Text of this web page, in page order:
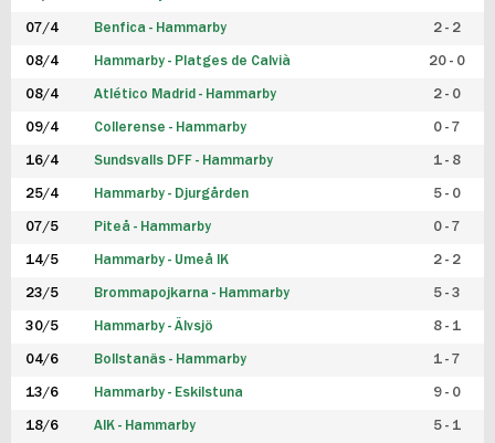
07/4 Benfica - Hammarby 2 - 2
08/4 Hammarby - Platges de Calvià 20 - 0
08/4 Atlético Madrid - Hammarby 2 - 0
09/4 Collerense - Hammarby 0 - 7
16/4 Sundsvalls DFF - Hammarby 1 - 8
25/4 Hammarby - Djurgården 5 - 0
07/5 Piteå - Hammarby 0 - 7
14/5 Hammarby - Umeå IK 2 - 2
23/5 Brommapojkarna - Hammarby 5 - 3
30/5 Hammarby - Älvsjö 8 - 1
04/6 Bollstanäs - Hammarby 1 - 7
13/6 Hammarby - Eskilstuna 9 - 0
18/6 AIK - Hammarby 5 - 1